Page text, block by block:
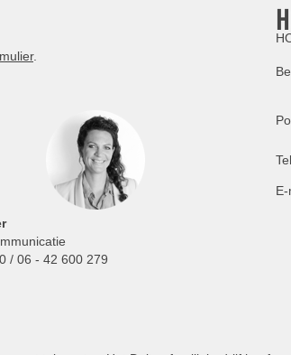
.
/ 06 - 42 600 279